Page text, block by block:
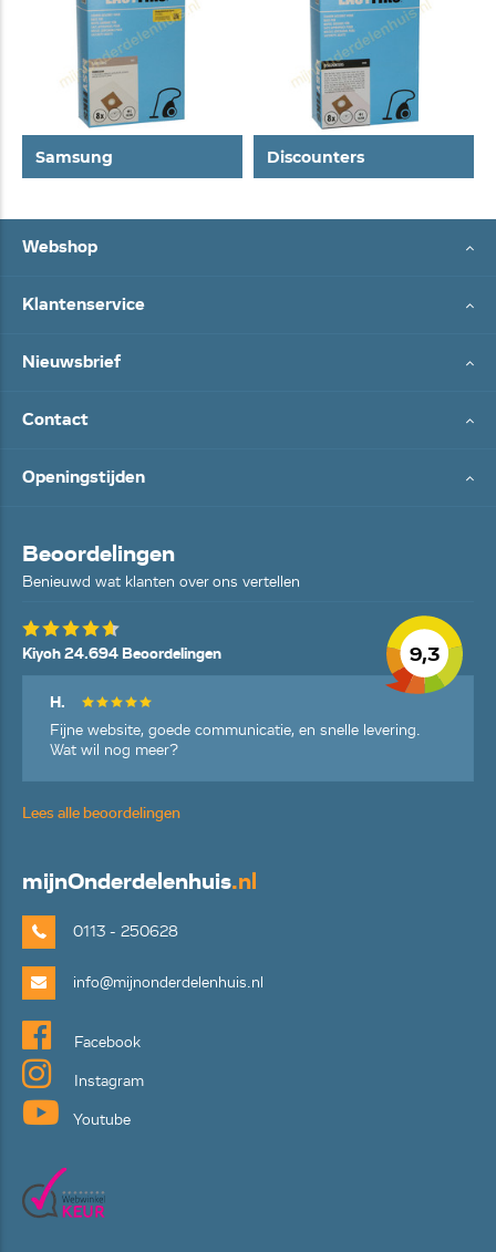
Samsung Discounters
Webshop
Klantenservice
Nieuwsbrief
Contact
Openingstijden
Beoordelingen
Benieuwd wat klanten over ons vertellen
9,3
Kiyoh 24.694 Beoordelingen
H.
Fijne website, goede communicatie, en snelle levering.
Wat wil nog meer?
Lees alle beoordelingen
mijnOnderdelenhuis.nl
0113 - 250628
info@mijnonderdelenhuis.nl
Facebook
Instagram
Youtube